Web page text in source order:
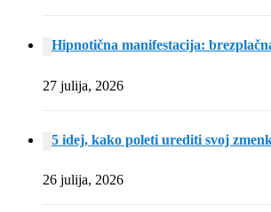
Hipnotična manifestacija:
27 julija, 2026
5 idej, kako poleti urediti svoj
26 julija, 2026